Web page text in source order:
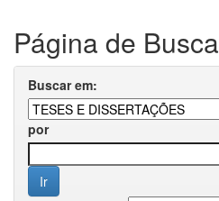
Página de Busca
Buscar em:
por